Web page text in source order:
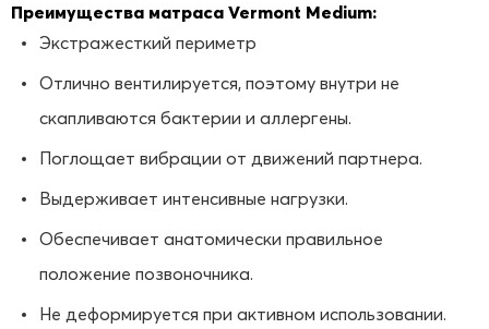
Преимущества матраса Vermont Medium:
Экстражесткий периметр
Отлично вентилируется, поэтому внутри не
скапливаются бактерии и аллергены.
Поглощает вибрации от движений партнера.
Выдерживает интенсивные нагрузки.
Обеспечивает анатомически правильное
положение позвоночника.
Не деформируется при активном использовании.